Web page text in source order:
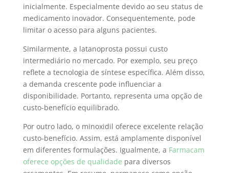
inicialmente. Especialmente devido ao seu status de
medicamento inovador. Consequentemente, pode
limitar o acesso para alguns pacientes.
Similarmente, a latanoprosta possui custo
intermediário no mercado. Por exemplo, seu preço
reflete a tecnologia de síntese específica. Além disso,
a demanda crescente pode influenciar a
disponibilidade. Portanto, representa uma opção de
custo-benefício equilibrado.
Por outro lado, o minoxidil oferece excelente relação
custo-benefício. Assim, está amplamente disponível
em diferentes formulações. Igualmente, a Farmacam
oferece opções de qualidade para diversos